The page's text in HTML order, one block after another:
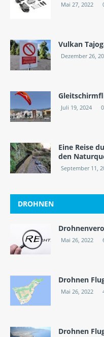
Mai 27, 2022
Vulkan
Dezember 26,
Juli 19, 2024 0
Eine Reise
den
September 11,
DROHNEN
Mai 26, 2022
Drohnen
Mai 26, 2022
Drohnen